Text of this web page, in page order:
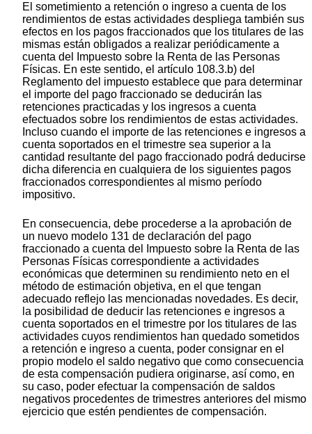
El sometimiento a retención o ingreso a cuenta de los
rendimientos de estas actividades despliega también sus
efectos en los pagos fraccionados que los titulares de las
mismas están obligados a realizar periódicamente a
cuenta del Impuesto sobre la Renta de las Personas
Físicas. En este sentido, el artículo 108.3.b) del
Reglamento del impuesto establece que para determinar
el importe del pago fraccionado se deducirán las
retenciones practicadas y los ingresos a cuenta
efectuados sobre los rendimientos de estas actividades.
Incluso cuando el importe de las retenciones e ingresos a
cuenta soportados en el trimestre sea superior a la
cantidad resultante del pago fraccionado podrá deducirse
dicha diferencia en cualquiera de los siguientes pagos
fraccionados correspondientes al mismo período
impositivo.
En consecuencia, debe procederse a la aprobación de
un nuevo modelo 131 de declaración del pago
fraccionado a cuenta del Impuesto sobre la Renta de las
Personas Físicas correspondiente a actividades
económicas que determinen su rendimiento neto en el
método de estimación objetiva, en el que tengan
adecuado reflejo las mencionadas novedades. Es decir,
la posibilidad de deducir las retenciones e ingresos a
cuenta soportados en el trimestre por los titulares de las
actividades cuyos rendimientos han quedado sometidos
a retención e ingreso a cuenta, poder consignar en el
propio modelo el saldo negativo que como consecuencia
de esta compensación pudiera originarse, así como, en
su caso, poder efectuar la compensación de saldos
negativos procedentes de trimestres anteriores del mismo
ejercicio que estén pendientes de compensación.